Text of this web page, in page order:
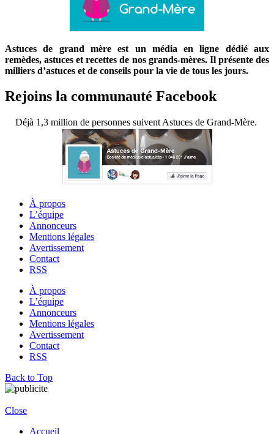
Astuces de grand mère est un média en ligne dédié aux
remèdes, astuces et recettes de nos grands-mères. Il présente des
milliers d’astuces et de conseils pour la vie de tous les jours.
Rejoins la communauté Facebook
Déjà 1,3 million de personnes suivent Astuces de Grand-Mère.
À propos
L’équipe
Annonceurs
Mentions légales
Avertissement
Contact
RSS
À propos
L’équipe
Annonceurs
Mentions légales
Avertissement
Contact
RSS
Back to Top
Close
Accueil